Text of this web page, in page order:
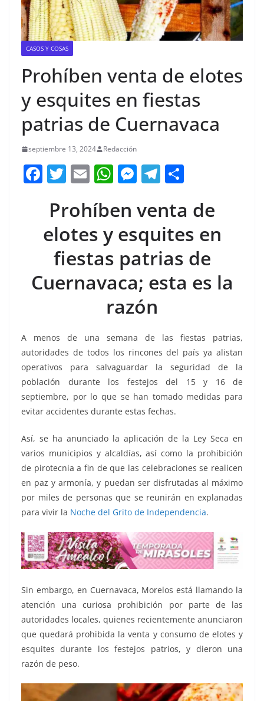
CASOS Y COSAS
Prohíben venta de elotes
y esquites en fiestas
patrias de Cuernavaca
septiembre 13, 2024 Redacción
F
c
e
b
o
T
itt
er
E
ai
l
W
at
s
A
p
p
M
ss
e
n
g
er
T
e
gr
a
m
m
p
ar
tir
Prohíben venta de
elotes y esquites en
fiestas patrias de
Cuernavaca; esta es la
razón
A menos de una semana de las fiestas patrias,
autoridades de todos los rincones del país ya alistan
operativos para salvaguardar la seguridad de la
población durante los festejos del 15 y 16 de
septiembre, por lo que se han tomado medidas para
evitar accidentes durante estas fechas.
Así, se ha anunciado la aplicación de la Ley Seca en
varios municipios y alcaldías, así como la prohibición
de pirotecnia a fin de que las celebraciones se realicen
en paz y armonía, y puedan ser disfrutadas al máximo
por miles de personas que se reunirán en explanadas
para vivir la Noche del Grito de Independencia.
Sin embargo, en Cuernavaca, Morelos está llamando la
atención una curiosa prohibición por parte de las
autoridades locales, quienes recientemente anunciaron
que quedará prohibida la venta y consumo de elotes y
esquites durante los festejos patrios, y dieron una
razón de peso.